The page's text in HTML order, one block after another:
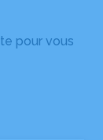
pour vous